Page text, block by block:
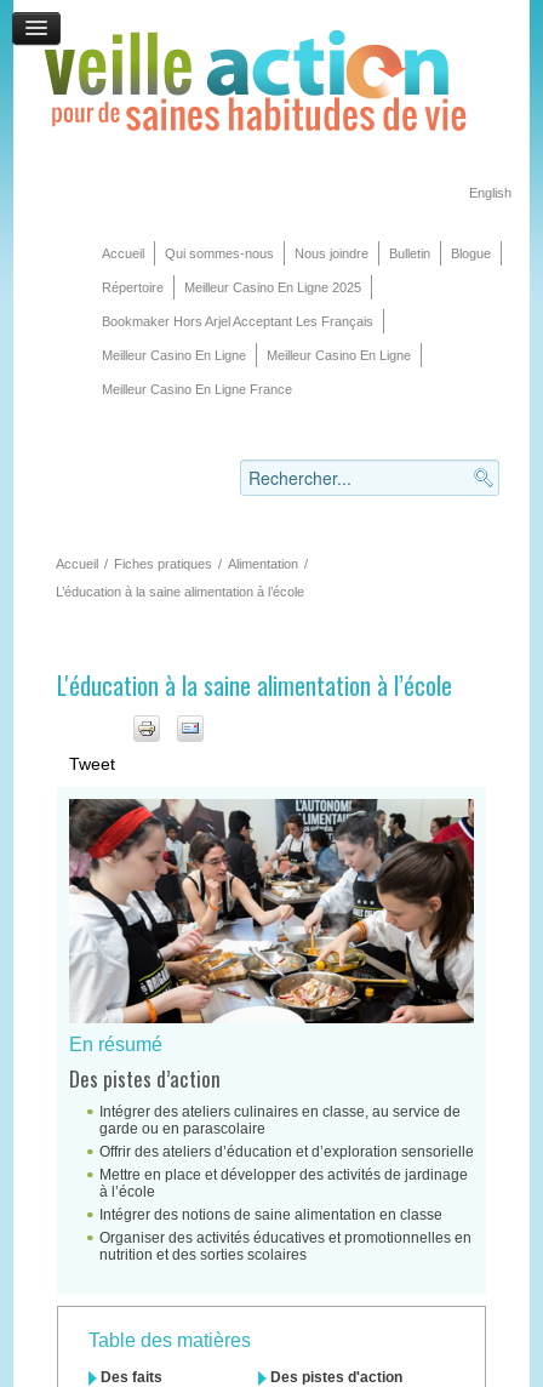
English
Accueil Qui sommes-nous Nous joindre Bulletin Blogue
Répertoire Meilleur Casino En Ligne 2025
Bookmaker Hors Arjel Acceptant Les Français
Meilleur Casino En Ligne Meilleur Casino En Ligne
Meilleur Casino En Ligne France
Accueil / Fiches pratiques / Alimentation /
L’éducation à la saine alimentation à l’école
L'éducation à la saine alimentation à l’école
Tweet
En résumé
Des pistes d’action
Intégrer des ateliers culinaires en classe, au service de
garde ou en parascolaire
Offrir des ateliers d’éducation et d’exploration sensorielle
Mettre en place et développer des activités de jardinage
à l’école
Intégrer des notions de saine alimentation en classe
Organiser des activités éducatives et promotionnelles en
nutrition et des sorties scolaires
Table des matières
Des faits
Des pistes d'action